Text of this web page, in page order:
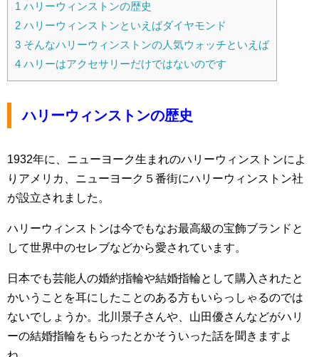
1 ハリーウィンストンの歴史
2 ハリーウィンストンといえばダイヤモンド
3 そんなハリーウィンストンの人気ウォッチといえば
4 ハリーはアクセサリーだけではないのです
ハリーウィンストンの歴史
1932年に、ニューヨーク生まれのハリーウィンストンによ
りアメリカ、ニューヨーク５番街にハリーウィンストン社
が設立されました。
ハリーウィンストンは今でもなお最高級の宝飾ブランドと
して世界中のセレブなどから愛されています。
日本でも芸能人の婚約指輪や結婚指輪として購入されたと
かいうことを耳にしたことのある方もいらっしゃるのでは
ないでしょうか。北川景子さんや、山田優さんなどがハリ
ーの結婚指輪をもらったとかそういった話を聞きますよ